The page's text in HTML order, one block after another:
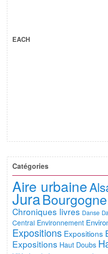
EACH
Catégories
Aire urbaine
JuraBourgogne
Chroniques livres Danse
Central Environnement
Expositions Expositions
Expositions Haut Doubs